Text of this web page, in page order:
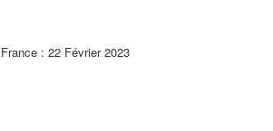
: 22 Février 2023